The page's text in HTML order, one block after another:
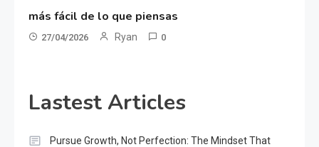
más fácil de lo que piensas
27/04/2026 Ryan 0
Lastest Articles
Pursue Growth, Not Perfection: The Mindset That